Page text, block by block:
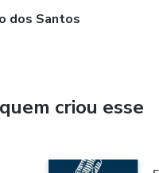
dos Santos
criou esse